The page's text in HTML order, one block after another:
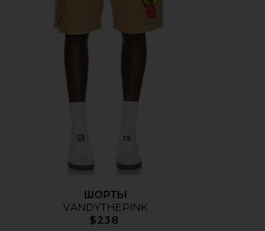
ШОРТЫ
VANDYTHEPINK
$238